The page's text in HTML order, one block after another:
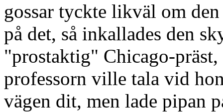
gossar tyckte likväl om
på det, så inkallades den
"prostaktig" Chicago-präst,
professorn ville tala vid
vägen dit, men lade pipan